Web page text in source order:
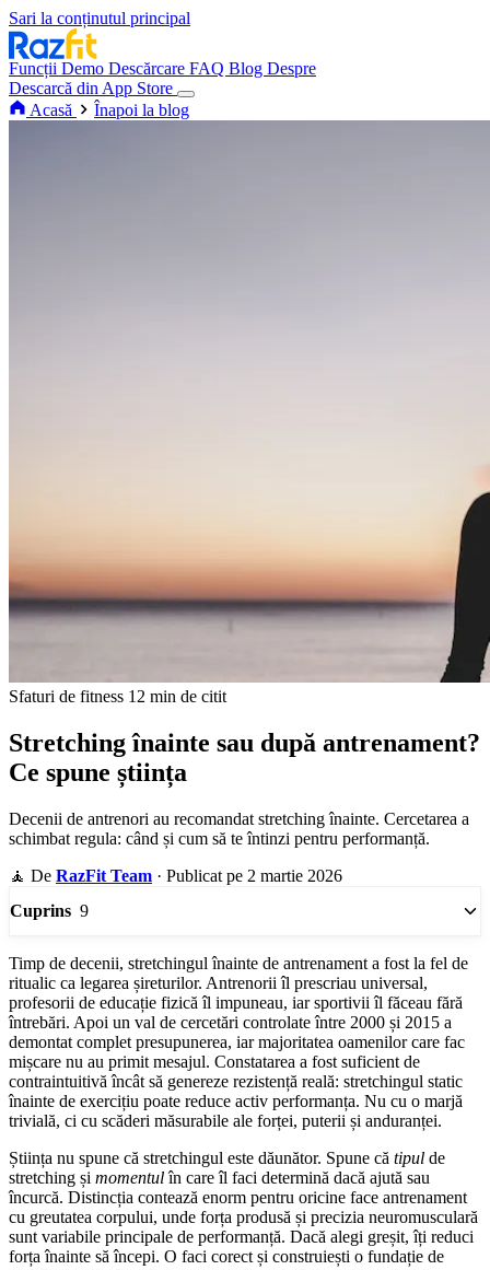
Sari la conținutul principal
Funcții Demo Descărcare FAQ Blog Despre
Descarcă din App Store
Acasă
Înapoi la blog
Sfaturi de fitness 12 min de citit
Stretching înainte sau după antrenament?
Ce spune știința
Decenii de antrenori au recomandat stretching înainte. Cercetarea a
schimbat regula: când și cum să te întinzi pentru performanță.
🧘 De RazFit Team · Publicat pe 2 martie 2026
Cuprins 9
Timp de decenii, stretchingul înainte de antrenament a fost la fel de
ritualic ca legarea șireturilor. Antrenorii îl prescriau universal,
profesorii de educație fizică îl impuneau, iar sportivii îl făceau fără
întrebări. Apoi un val de cercetări controlate între 2000 și 2015 a
demontat complet presupunerea, iar majoritatea oamenilor care fac
mișcare nu au primit mesajul. Constatarea a fost suficient de
contraintuitivă încât să genereze rezistență reală: stretchingul static
înainte de exercițiu poate reduce activ performanța. Nu cu o marjă
trivială, ci cu scăderi măsurabile ale forței, puterii și anduranței.
Știința nu spune că stretchingul este dăunător. Spune că tipul de
stretching și momentulîn care îl faci determină dacă ajută sau
încurcă. Distincția contează enorm pentru oricine face antrenament
cu greutatea corpului, unde forța produsă și precizia neuromusculară
sunt variabile principale de performanță. Dacă alegi greșit, îți reduci
forța înainte să începi. O faci corect și construiești o fundație de